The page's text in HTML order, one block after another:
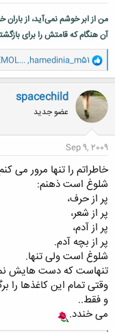
من از ابر خوشم نمی‌آید، از
آن هنگام که قامتش را برای
و
ا
ک
ن
ش
ه
ا
hamedinia_m51
,
spacechild
عضو جدید
Sep 9, 2009
خاطراتم را تنها مرور می
شلوغ است ذهنم:
پر از حرف،
پر از شعر،
پر از آدم،
پر از بچه آدم.
شلوغ است ولی تنها.
تنهاست که دست هایش
وقتی تمام این کاغذها را
و فقط..
می خندد.